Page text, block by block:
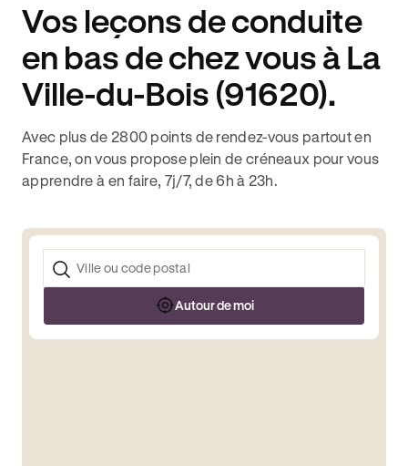
Vos leçons de conduite
en bas de chez vous à La
Ville-du-Bois (91620).
Avec plus de 2800 points de rendez-vous partout en
France, on vous propose plein de créneaux pour vous
apprendre à en faire, 7j/7, de 6h à 23h.
Autour de moi